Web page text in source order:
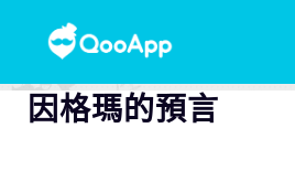
因格瑪的預言